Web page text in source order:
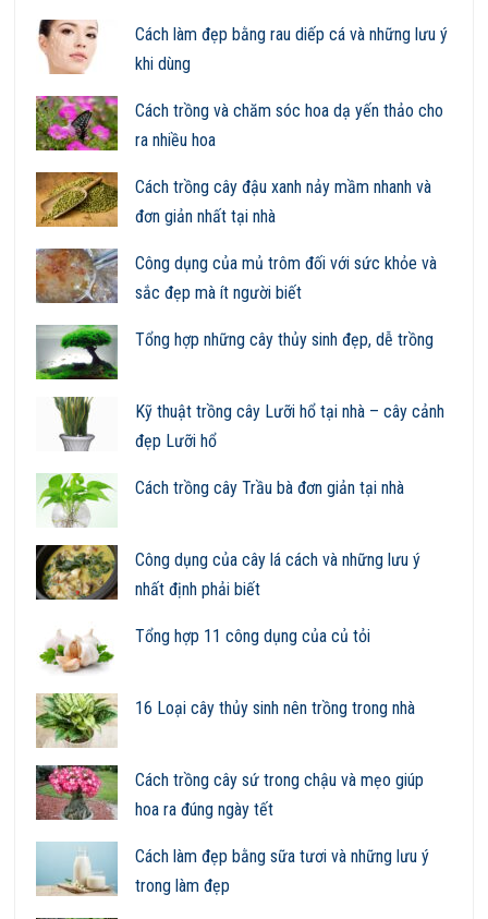
Cách làm đẹp bằng rau diếp cá và những lưu ý
khi dùng
Cách trồng và chăm sóc hoa dạ yến thảo cho
ra nhiều hoa
Cách trồng cây đậu xanh nảy mầm nhanh và
đơn giản nhất tại nhà
Công dụng của mủ trôm đối với sức khỏe và
sắc đẹp mà ít người biết
Tổng hợp những cây thủy sinh đẹp, dễ trồng
Kỹ thuật trồng cây Lưỡi hổ tại nhà – cây cảnh
đẹp Lưỡi hổ
Cách trồng cây Trầu bà đơn giản tại nhà
Công dụng của cây lá cách và những lưu ý
nhất định phải biết
Tổng hợp 11 công dụng của củ tỏi
16 Loại cây thủy sinh nên trồng trong nhà
Cách trồng cây sứ trong chậu và mẹo giúp
hoa ra đúng ngày tết
Cách làm đẹp bằng sữa tươi và những lưu ý
trong làm đẹp